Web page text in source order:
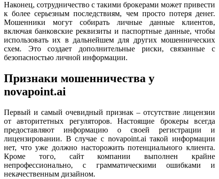
Наконец, сотрудничество с такими брокерами может привести
к более серьезным последствиям, чем просто потеря денег.
Мошенники могут собирать личные данные клиентов,
включая банковские реквизиты и паспортные данные, чтобы
использовать их в дальнейшем для других мошеннических
схем. Это создает дополнительные риски, связанные с
безопасностью личной информации.
Признаки мошенничества у
novapoint.ai
Первый и самый очевидный признак – отсутствие лицензии
от авторитетных регуляторов. Настоящие брокеры всегда
предоставляют информацию о своей регистрации и
лицензировании. В случае с novapoint.ai такой информации
нет, что уже должно насторожить потенциального клиента.
Кроме того, сайт компании выполнен крайне
непрофессионально, с грамматическими ошибками и
некачественным дизайном.